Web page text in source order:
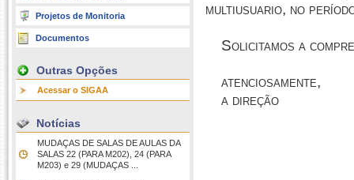
Projetos de Monitoria
Documentos
Outras Opções
Acessar o SIGAA
Notícias
MUDAÇAS DE SALAS DE AULAS DA
SALAS 22 (PARA M202), 24 (PARA
M203) e 29 (MUDAÇAS ...
multiusuario, no
Solicitamos a
atenciosamente,
a direção